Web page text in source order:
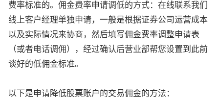
费率标准的。佣金费率申请调低的方式：在线联系我们
线上客户经理单独申请，一般是根据证券公司运营成本
以及实际情况来协商，然后填写佣金费率调整申请表
（或者电话调佣），经过确认后营业部帮您设置到此前
谈好的低佣金标准。
以下是申请降低股票账户的交易佣金的方法：